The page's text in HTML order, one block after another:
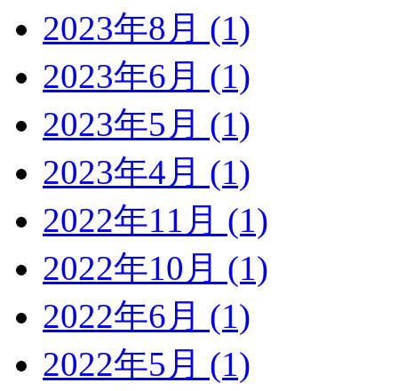
2023年8月 (1)
2023年6月 (1)
2023年5月 (1)
2023年4月 (1)
2022年11月 (1)
2022年10月 (1)
2022年6月 (1)
2022年5月 (1)